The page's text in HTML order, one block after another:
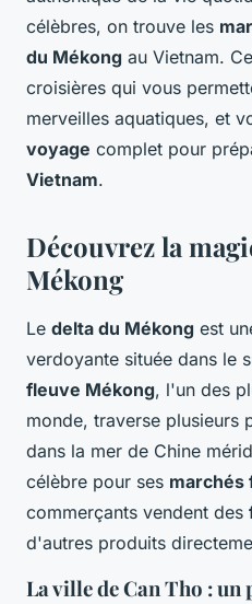
célèbres, on trouve les
du Mékong au Vietnam.
croisières qui vous
merveilles aquatiques, et
voyage complet pour
Vietnam.
Découvrez la
Mékong
Le delta du Mékong est
verdoyante située dans le
fleuve Mékong, l'un des
monde, traverse plusieurs
dans la mer de Chine
célèbre pour ses marchés
commerçants vendent des
d'autres produits
La ville de Can Tho :